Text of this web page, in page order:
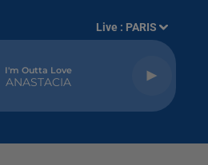
Live : PARIS
I'm Outta Love
ANASTACIA